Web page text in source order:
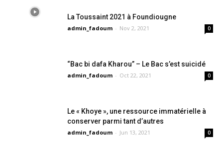
La Toussaint 2021 à Foundiougne
admin_fadoum - Nov 2, 2021 0
“Bac bi dafa Kharou” – Le Bac s’est suicidé
admin_fadoum - Oct 22, 2021 0
Le « Khoye », une ressource immatérielle à
conserver parmi tant d’autres
admin_fadoum - Jun 13, 2021 0